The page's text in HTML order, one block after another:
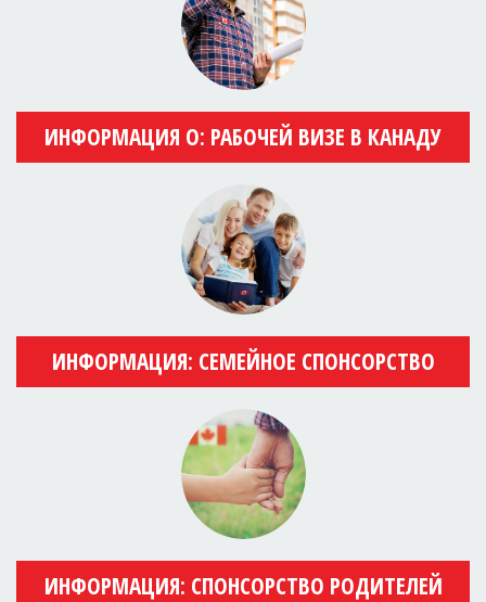
ИНФОРМАЦИЯ О: РАБОЧЕЙ ВИЗЕ В КАНАДУ
ИНФОРМАЦИЯ: СЕМЕЙНОЕ СПОНСОРСТВО
ИНФОРМАЦИЯ: СПОНСОРСТВО РОДИТЕЛЕЙ